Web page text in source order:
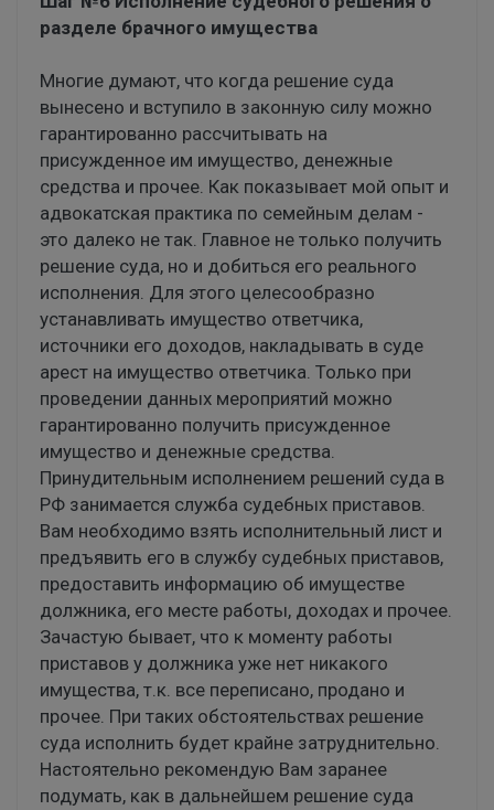
разделе брачного имущества
Многие думают, что когда решение суда
вынесено и вступило в законную силу можно
гарантированно рассчитывать на
присужденное им имущество, денежные
средства и прочее. Как показывает мой опыт и
адвокатская практика по семейным делам -
это далеко не так. Главное не только получить
решение суда, но и добиться его реального
исполнения. Для этого целесообразно
устанавливать имущество ответчика,
источники его доходов, накладывать в суде
арест на имущество ответчика. Только при
проведении данных мероприятий можно
гарантированно получить присужденное
имущество и денежные средства.
Принудительным исполнением решений суда в
РФ занимается служба судебных приставов.
Вам необходимо взять исполнительный лист и
предъявить его в службу судебных приставов,
предоставить информацию об имуществе
должника, его месте работы, доходах и прочее.
Зачастую бывает, что к моменту работы
приставов у должника уже нет никакого
имущества, т.к. все переписано, продано и
прочее. При таких обстоятельствах решение
суда исполнить будет крайне затруднительно.
Настоятельно рекомендую Вам заранее
подумать, как в дальнейшем решение суда